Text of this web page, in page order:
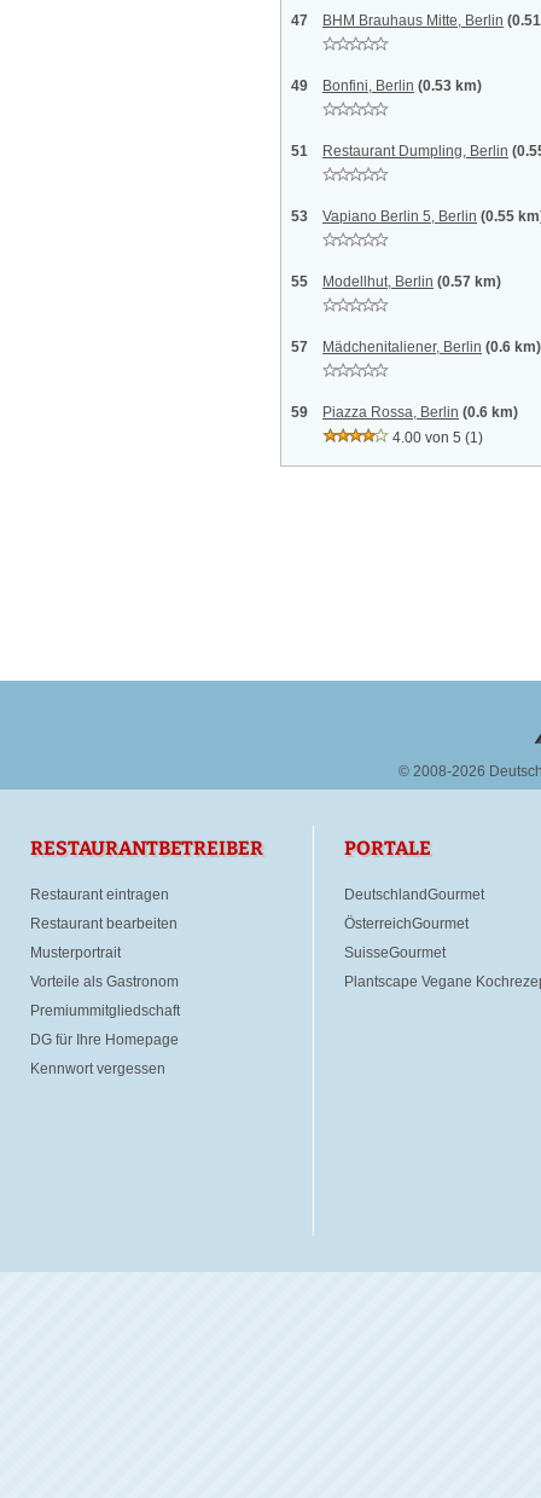
47 BHM Brauhaus Mitte, Berlin
49 Bonfini, Berlin (0.53 km)
51 Restaurant Dumpling, Berlin
53 Vapiano Berlin 5, Berlin (0.55
55 Modellhut, Berlin (0.57 km)
57 Mädchenitaliener, Berlin (0.6 km)
59 Piazza Rossa, Berlin (0.6 km)
4.00 von 5 (1)
© 2008-2026
RESTAURANTBETREIBER
Restaurant eintragen
Restaurant bearbeiten
Musterportrait
Vorteile als Gastronom
Premiummitgliedschaft
DG für Ihre Homepage
Kennwort vergessen
PORTALE
DeutschlandGourmet
ÖsterreichGourmet
SuisseGourmet
Plantscape Vegane